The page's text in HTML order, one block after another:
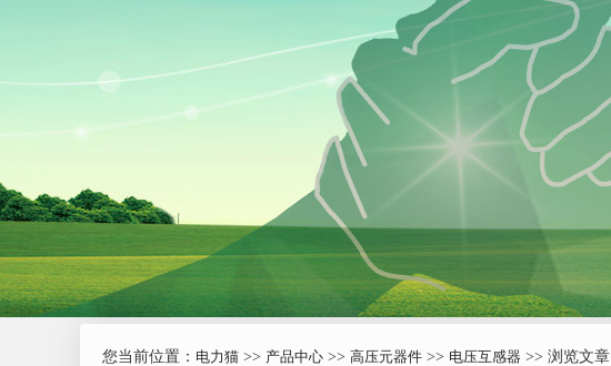
您当前位置： 电力猫 >> 产品中心 >> 高压元器件 >> 电压互感器 >> 浏览文章